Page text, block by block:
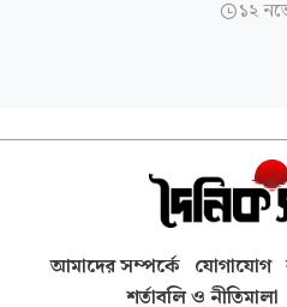
১২
আমাদের সম্পর্কে যোগাযোগ
শর্তাবলি ও নীতিমালা